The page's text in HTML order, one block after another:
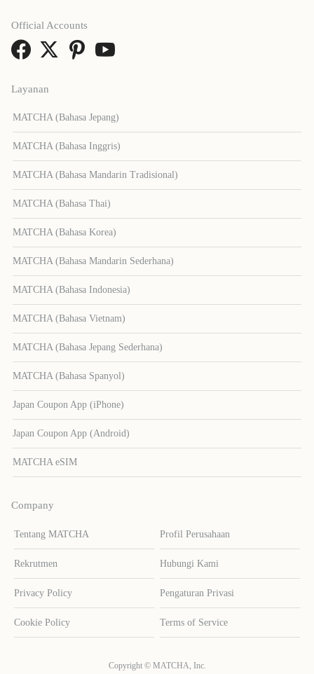
Layanan
MATCHA (Bahasa Jepang)
MATCHA (Bahasa Inggris)
MATCHA (Bahasa Mandarin Tradisional)
MATCHA (Bahasa Thai)
MATCHA (Bahasa Korea)
MATCHA (Bahasa Mandarin Sederhana)
MATCHA (Bahasa Indonesia)
MATCHA (Bahasa Vietnam)
MATCHA (Bahasa Jepang Sederhana)
MATCHA (Bahasa Spanyol)
Japan Coupon App (iPhone)
Japan Coupon App (Android)
MATCHA eSIM
Company
Tentang MATCHA Profil Perusahaan
Rekrutmen Hubungi Kami
Privacy Policy Pengaturan Privasi
Cookie Policy Terms of Service
Official Accounts
Copyright © MATCHA, Inc.